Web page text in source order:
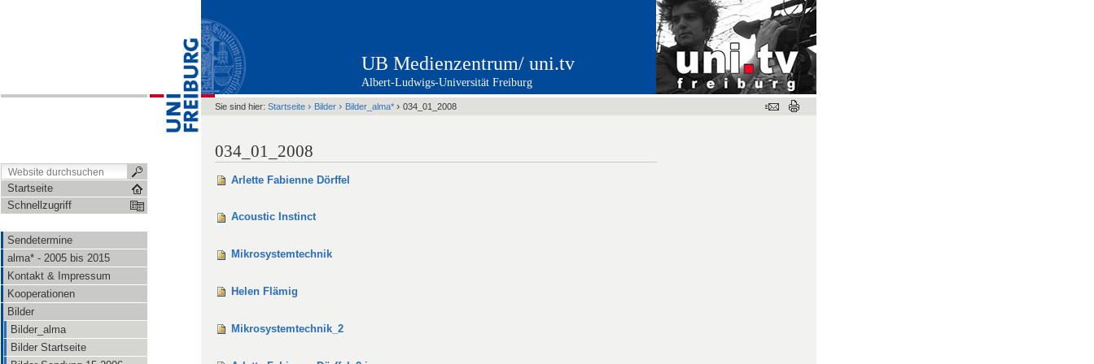
Startseite
Schnellzugriff
Sendetermine
alma* - 2005 bis 2015
Kontakt & Impressum
Kooperationen
Bilder
Bilder_alma
Bilder Startseite
UB Medienzentrum/ uni.tv
Albert-Ludwigs-Universität Freiburg
Sie sind hier: Startseite › Bilder › Bilder_alma* › 034_01_2008
034_01_2008
Arlette Fabienne Dörffel
Acoustic Instinct
Mikrosystemtechnik
Helen Flämig
Mikrosystemtechnik_2